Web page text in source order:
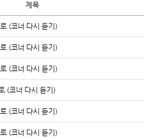
제목
(코너 다시 듣기)
(코너 다시 듣기)
(코너 다시 듣기)
(코너 다시 듣기)
(코너 다시 듣기)
(코너 다시 듣기)